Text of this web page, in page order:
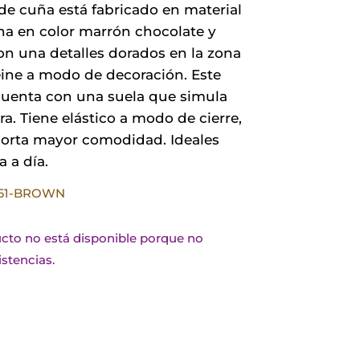
cuña está fabricado en material
en color marrón chocolate y
una detalles dorados en la zona
a modo de decoración. Este
con una suela que simula
Tiene elástico a modo de cierre,
mayor comodidad. Ideales
a día.
BROWN
no está disponible porque no